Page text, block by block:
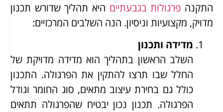
התקנה פרגולות בגבעתיים היא תהליך שדורש תכנון
מדויק, מקצועיות וניסיון. הנה השלבים המרכזיים:
מדידה ותכנון
השלב הראשון בתהליך הוא מדידה מדויקת של
החלל שבו תרצו להתקין את הפרגולה. התכנון
כולל גם בחירת עיצוב מתאים, סוג החומר וגודל
הפרגולה. תכנון נכון יבטיח שהפרגולה תתאים